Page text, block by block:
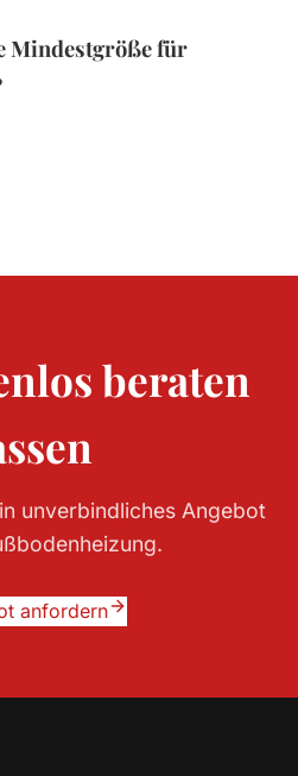
Mindestgröße für
beraten
unverbindliches Angebot
anfordern